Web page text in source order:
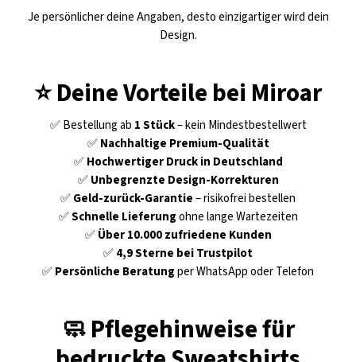
Je persönlicher deine Angaben, desto einzigartiger wird dein
Design.
⭐ Deine Vorteile bei Miroar
✅ Bestellung ab 1 Stück– kein Mindestbestellwert
✅Nachhaltige Premium-Qualität
✅Hochwertiger Druck in Deutschland
✅Unbegrenzte Design-Korrekturen
✅Geld-zurück-Garantie– risikofrei bestellen
✅Schnelle Lieferungohne lange Wartezeiten
✅Über 10.000 zufriedene Kunden
✅4,9 Sterne bei Trustpilot
✅Persönliche Beratungper WhatsApp oder Telefon
🧼 Pflegehinweise für